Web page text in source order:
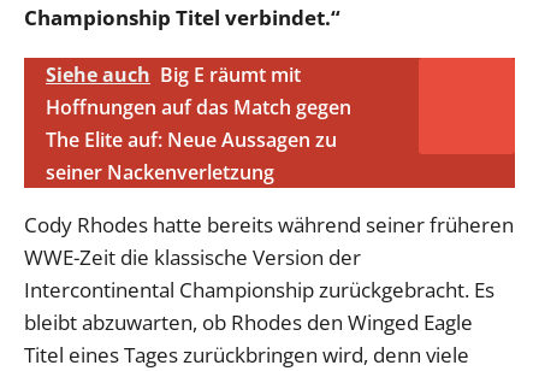
Championship Titel verbindet.“
Siehe auch Big E räumt mit
Hoffnungen auf das Match gegen
The Elite auf: Neue Aussagen zu
seiner Nackenverletzung
Cody Rhodes hatte bereits während seiner früheren
WWE-Zeit die klassische Version der
Intercontinental Championship zurückgebracht. Es
bleibt abzuwarten, ob Rhodes den Winged Eagle
Titel eines Tages zurückbringen wird, denn viele